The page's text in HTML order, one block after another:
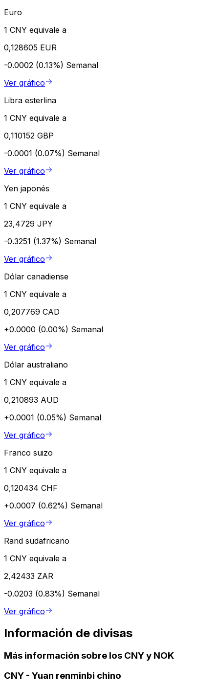
Euro
1 CNY equivale a
0,128605 EUR
-0.0002 (0.13%) Semanal
Ver gráfico
Libra esterlina
1 CNY equivale a
0,110152 GBP
-0.0001 (0.07%) Semanal
Ver gráfico
Yen japonés
1 CNY equivale a
23,4729 JPY
-0.3251 (1.37%) Semanal
Ver gráfico
Dólar canadiense
1 CNY equivale a
0,207769 CAD
+0.0000 (0.00%) Semanal
Ver gráfico
Dólar australiano
1 CNY equivale a
0,210893 AUD
+0.0001 (0.05%) Semanal
Ver gráfico
Franco suizo
1 CNY equivale a
0,120434 CHF
+0.0007 (0.62%) Semanal
Ver gráfico
Rand sudafricano
1 CNY equivale a
2,42433 ZAR
-0.0203 (0.83%) Semanal
Ver gráfico
Información de divisas
Más información sobre los CNY y NOK
CNY - Yuan renminbi chino